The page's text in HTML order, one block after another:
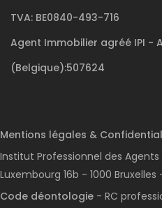
TVA: BE0840-493-716
Agent Immobilier agréé IPI -
(Belgique):507624
Mentions légales &
Institut Professionnel des
Luxembourg 16b - 1000
Code déontologie - RC